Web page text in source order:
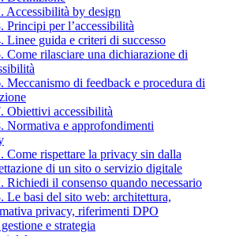
Accessibilità by design
Principi per l’accessibilità
Linee guida e criteri di successo
Come rilasciare una dichiarazione di
Meccanismo di feedback e procedura di
Obiettivi accessibilità
Normativa e approfondimenti
Come rispettare la privacy sin dalla
di un sito o servizio digitale
Richiedi il consenso quando necessario
Le basi del sito web: architettura,
privacy, riferimenti DPO
e strategia